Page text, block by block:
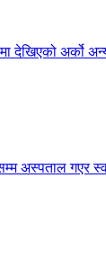
देखिएको अर्को
अस्पताल गएर